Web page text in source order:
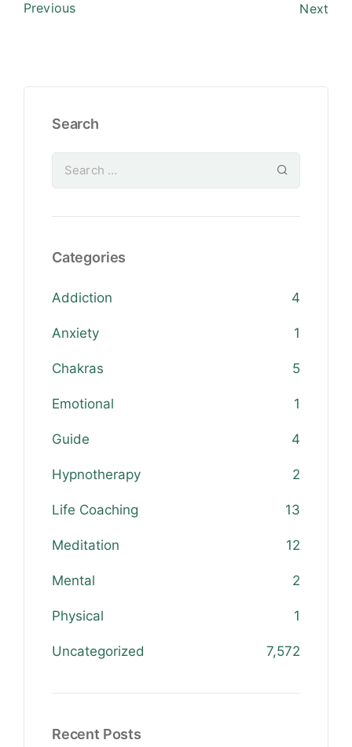
Previous Next
Search
Categories
Addiction 4
Anxiety 1
Chakras 5
Emotional 1
Guide 4
Hypnotherapy 2
Life Coaching 13
Meditation 12
Mental 2
Physical 1
Uncategorized 7,572
Recent Posts